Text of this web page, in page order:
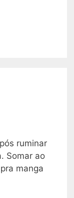
ruminar
Somar ao
manga